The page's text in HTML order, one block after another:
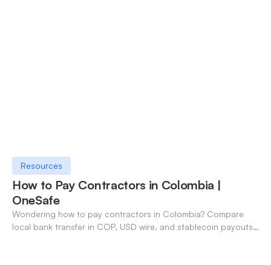
Resources
How to Pay Contractors in Colombia |
OneSafe
Wondering how to pay contractors in Colombia? Compare
local bank transfer in COP, USD wire, and stablecoin payouts.